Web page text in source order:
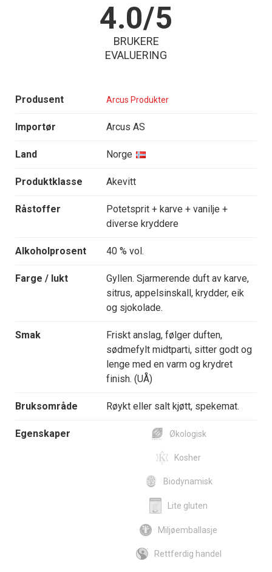
4.0/5
BRUKERE
EVALUERING
Produsent Arcus Produkter
Importør Arcus AS
Land Norge
Produktklasse Akevitt
Råstoffer
Potetsprit + karve + vanilje +
diverse kryddere
Alkoholprosent 40 % vol.
Farge / lukt
Gyllen. Sjarmerende duft av karve,
sitrus, appelsinskall, krydder, eik
og sjokolade.
Smak
Friskt anslag, følger duften,
sødmefylt midtparti, sitter godt og
lenge med en varm og krydret
finish. (UÅ)
Bruksområde Røykt eller salt kjøtt, spekemat.
Egenskaper Økologisk
Kosher
Biodynamisk
Lite gluten
Miljøemballasje
Rettferdig handel